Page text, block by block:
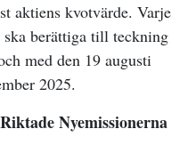
aktiens kvotvärde. Varje
berättiga till teckning
med den 19 augusti
2025.
Nyemissionerna